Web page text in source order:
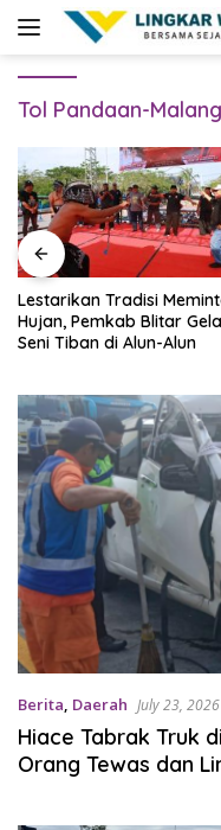
Tol Pandaan-Malang
Lestarikan Tradisi
Hujan, Pemkab Blitar
Seni Tiban di Alun-Alun
Berita, Daerah July 23, 2026
Hiace Tabrak Truk
Orang Tewas dan